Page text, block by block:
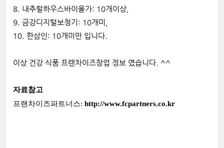
8. 내추럴하우스바이올가: 10개이상,
9. 금강디지털보청기: 10개미,
10. 한삼인: 10개미만 입니다.
이상 건강 식품 프랜차이즈창업 정보 였습니다. ^^
자료참고
프랜차이즈파트너스: http://www.fcpartners.co.kr